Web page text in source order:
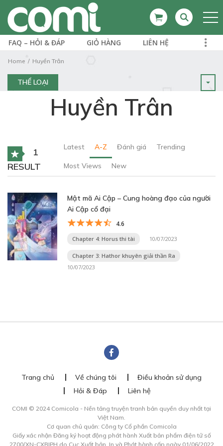
FAQ – HỎI & ĐÁP GIỎ HÀNG LIÊN HỆ
Home Huyền Trân
THỂ LOẠI
Huyền Trân
1
RESULT
Latest A-Z Đánh giá Trending
Most Views New
Mật mã Ai Cập – Cung hoàng đạo của người
Ai Cập cổ đại
4.6
Chapter 4: Horus thi tài 10/07/2023
Chapter 3: Hathor khuyên giải thần Ra
10/07/2023
Trang chủ Về chúng tôi
Điều khoản sử dụng
Hỏi & Đáp
Liên hệ
COMI © 2024 Comicola - Nền tảng truyện tranh bản quyền duy nhất tại
Việt Nam.
Cơ quan chủ quản: Công ty Cổ phần Comicola
Giấy xác nhận Đăng ký hoạt động phát hành Xuất bản phẩm điện tử số
2700/XN-CXBIPH do Cục Xuất bản, In và Phát hành cấp ngày 01/06/2022